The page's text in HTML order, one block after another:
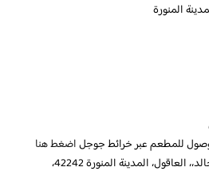
المنورة
للمطعم عبر خرائط جوجلاضغط هنا
طريق الملك خالد،، العاقول، المدينة المنورة 42242،